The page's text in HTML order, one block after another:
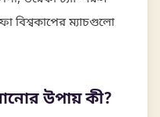
বিশ্বকাপের ম্যাচগুলো
উপায় কী?